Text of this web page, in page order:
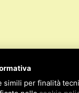
per finalità